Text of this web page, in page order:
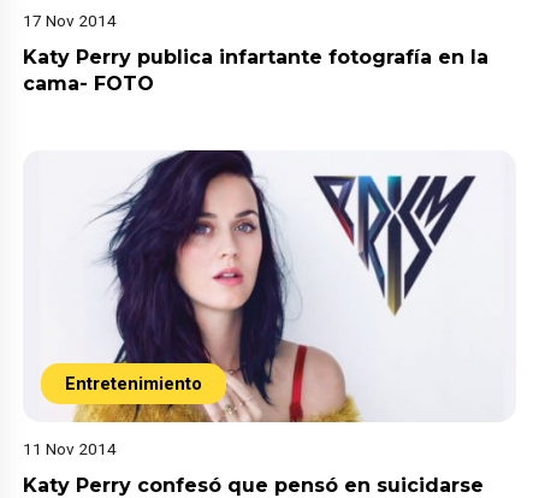
17 Nov 2014
Katy Perry publica infartante fotografía en la
cama- FOTO
Entretenimiento
11 Nov 2014
Katy Perry confesó que pensó en suicidarse